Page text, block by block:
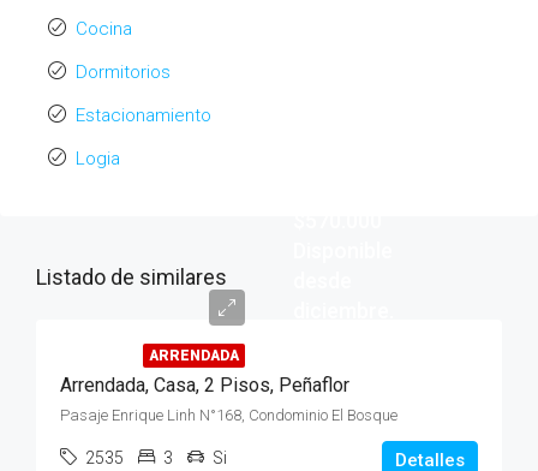
Cocina
Dormitorios
Estacionamiento
Logia
Listado de similares
ARRENDADA
Arrendada, Casa, 2 Pisos, Peñaflor
Pasaje Enrique Linh N°168, Condominio El Bosque
2535 3 Si Detalles